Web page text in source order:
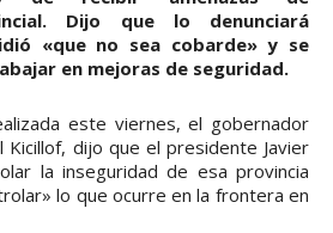
Dijo que lo denunciará
«que no sea cobarde» y se
en mejoras de seguridad.
este viernes, el gobernador
Kicillof, dijo que el presidente Javier
la inseguridad de esa provincia
lo que ocurre en la frontera en